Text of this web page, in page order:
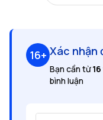
16+ Xác nhận
Bạn cần từ
bình luận